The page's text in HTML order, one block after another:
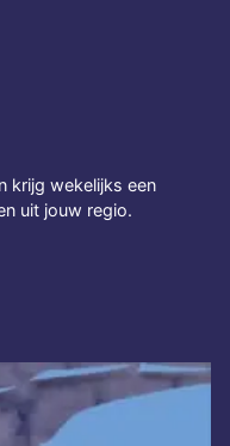
krijg wekelijks een
uit jouw regio.